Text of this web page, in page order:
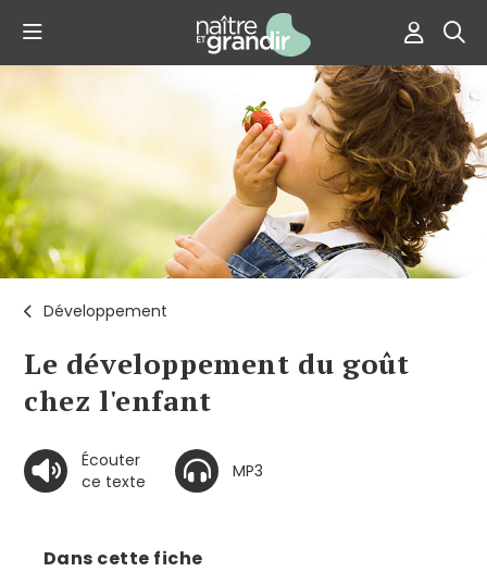
Développement
Le développement du goût
chez l'enfant
Écouter
ce texte
MP3
Dans cette fiche